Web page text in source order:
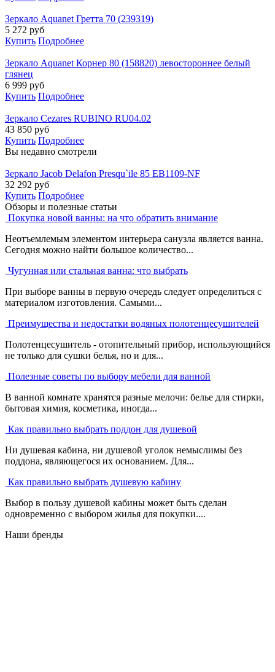
Зеркало Aquanet Гретта 70 (239319)
5 272 руб
Купить Подробнее
Зеркало Aquanet Корнер 80 (158820) левостороннее белый
глянец
6 999 руб
Купить Подробнее
Зеркало Cezares RUBINO RU04.02
43 850 руб
Купить Подробнее
Вы недавно смотрели
Зеркало Jacob Delafon Presqu`ile 85 EB1109-NF
32 292 руб
Купить Подробнее
Обзоры и полезные статьи
Покупка новой ванны: на что обратить внимание
Неотъемлемым элементом интерьера санузла является ванна.
Сегодня можно найти большое количество...
Чугунная или стальная ванна: что выбрать
При выборе ванны в первую очередь следует определиться с
материалом изготовления. Самыми...
Преимущества и недостатки водяных полотенцесушителей
Полотенцесушитель - отопительный прибор, использующийся
не только для сушки белья, но и для...
Полезные советы по выбору мебели для ванной
В ванной комнате хранятся разные мелочи: белье для стирки,
бытовая химия, косметика, иногда...
Как правильно выбрать поддон для душевой
Ни душевая кабина, ни душевой уголок немыслимы без
поддона, являющегося их основанием. Для...
Как правильно выбрать душевую кабину
Выбор в пользу душевой кабины может быть сделан
одновременно с выбором жилья для покупки....
Наши бренды